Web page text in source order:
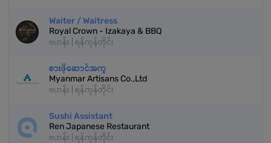
Waiter / Waitress
Royal Crown - Izakaya & BBQ
ဗဟန်း | ရန်ကုန်တိုင်း
စားဖိုဆောင်အကူ
Myanmar Artisans Co.,Ltd
ဗဟန်း | ရန်ကုန်တိုင်း
Sushi Assistant
Ren Japanese Restaurant
ဗဟန်း | ရန်ကုန်တိုင်း